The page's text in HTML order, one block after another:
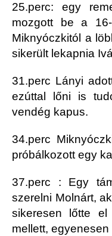
25.perc: egy
mozgott be a
Miknyóczkitól a
sikerült lekapnia
31.perc Lányi
ezúttal lőni is
vendég kapus.
34.perc
próbálkozott egy
37.perc : Egy
szerelni Molnárt,
sikeresen lőtte
mellett,